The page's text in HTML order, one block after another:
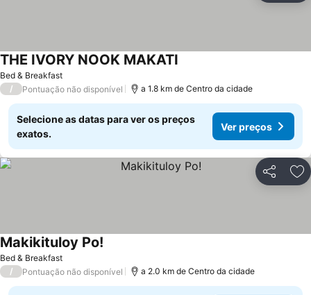
Bed & Breakfast
THE IVORY NOOK MAKATI
/ Pontuação não disponível a 1.8 km de Centro da cidade
Selecione as datas para ver os preços
exatos.
Ver preços
Partilhar
Bed & Breakfast
Makikituloy Po!
/ Pontuação não disponível a 2.0 km de Centro da cidade